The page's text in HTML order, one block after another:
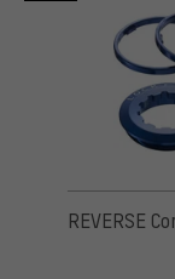
REVERSE